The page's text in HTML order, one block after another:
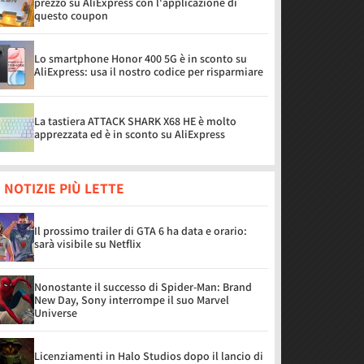
questo coupon
Lo smartphone Honor 400 5G è in sconto su
AliExpress: usa il nostro codice per risparmiare
La tastiera ATTACK SHARK X68 HE è molto
apprezzata ed è in sconto su AliExpress
NOTIZIE PIÙ LETTE
Il prossimo trailer di GTA 6 ha data e orario:
sarà visibile su Netflix
Nonostante il successo di Spider-Man: Brand
New Day, Sony interrompe il suo Marvel
Universe
Licenziamenti in Halo Studios dopo il lancio di